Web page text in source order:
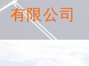
有限公司